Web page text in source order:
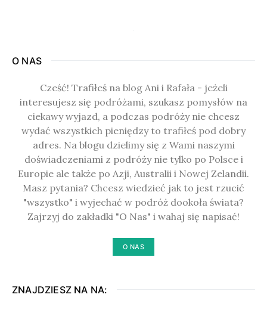
O NAS
Cześć! Trafiłeś na blog Ani i Rafała - jeżeli
interesujesz się podróżami, szukasz pomysłów na
ciekawy wyjazd, a podczas podróży nie chcesz
wydać wszystkich pieniędzy to trafiłeś pod dobry
adres. Na blogu dzielimy się z Wami naszymi
doświadczeniami z podróży nie tylko po Polsce i
Europie ale także po Azji, Australii i Nowej Zelandii.
Masz pytania? Chcesz wiedzieć jak to jest rzucić
"wszystko" i wyjechać w podróż dookoła świata?
Zajrzyj do zakładki "O Nas" i wahaj się napisać!
O NAS
ZNAJDZIESZ NA NA: